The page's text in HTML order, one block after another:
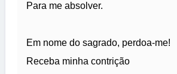
Para me absolver.
Em nome do sagrado, perdoa-me!
Receba minha contrição